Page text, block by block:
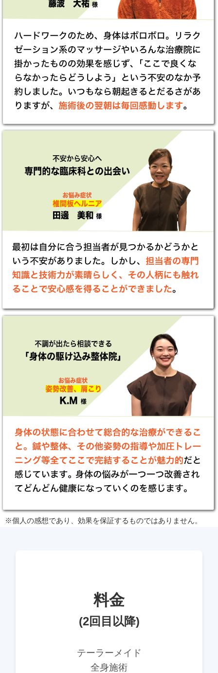
※個人の感想であり、効果を保証するものではありません。
料金
(2回目以降)
テーラーメイド
全身施術